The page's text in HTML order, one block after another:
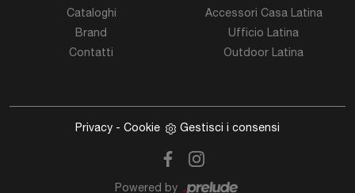
Cataloghi
Brand
Contatti
Accessori Casa Latina
Ufficio Latina
Outdoor Latina
Privacy - Cookie Gestisci i consensi
Powered by